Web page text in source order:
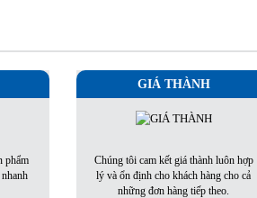
phẩm
GIÁ THÀNH
Chúng tôi cam kết giá thành luôn hợp
lý và ổn định cho khách hàng cho cả
những đơn hàng tiếp theo.